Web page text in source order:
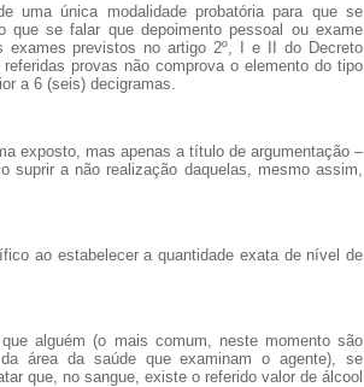
uma única modalidade probatória para que se
se falar que depoimento pessoal ou exame
exames previstos no artigo 2º, I e II do Decreto
provas não comprova o elemento do tipo
a 6 (seis) decigramas.
exposto, mas apenas a título de argumentação –
a não realização daquelas, mesmo assim,
ao estabelecer a quantidade exata de nível de
alguém (o mais comum, neste momento são
área da saúde que examinam o agente), se
que, no sangue, existe o referido valor de álcool